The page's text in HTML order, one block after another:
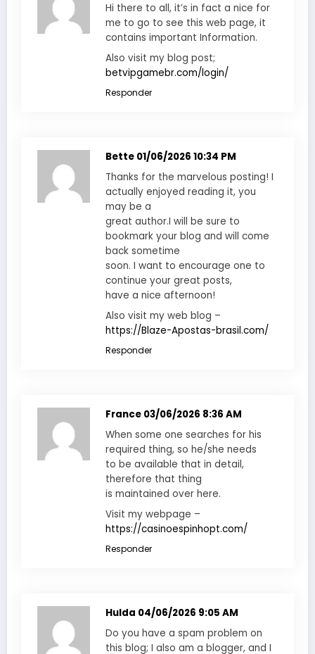
Hi there to all, it’s in fact a nice for
me to go to see this web page, it
contains important Information.
Also visit my blog post;
betvipgamebr.com/login/
Responder
Bette 01/06/2026 10:34 PM
Thanks for the marvelous posting! I
actually enjoyed reading it, you
may be a
great author.I will be sure to
bookmark your blog and will come
back sometime
soon. I want to encourage one to
continue your great posts,
have a nice afternoon!
Also visit my web blog –
https://Blaze-Apostas-brasil.com/
Responder
France 03/06/2026 8:36 AM
When some one searches for his
required thing, so he/she needs
to be available that in detail,
therefore that thing
is maintained over here.
Visit my webpage –
https://casinoespinhopt.com/
Responder
Hulda 04/06/2026 9:05 AM
Do you have a spam problem on
this blog; I also am a blogger, and I